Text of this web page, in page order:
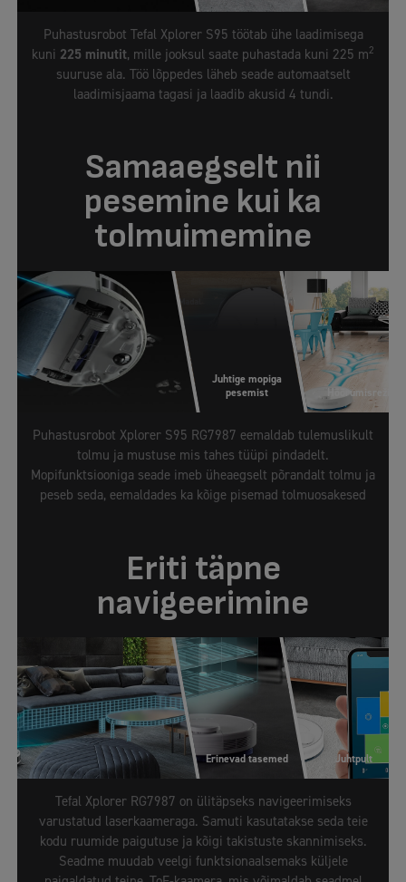
Puhastusrobot Tefal Xplorer S95 töötab ühe laadimisega
kuni 225 minutit, mille jooksul saate puhastada kuni 225 m2
suuruse ala. Töö lõppedes läheb seade automaatselt
laadimisjaama tagasi ja laadib akusid 4 tundi.
Samaaegselt nii
pesemine kui ka
tolmuimemine
Juhtige mopiga
pesemist
Hõõrumisrežiim
Puhastusrobot Xplorer S95 RG7987 eemaldab tulemuslikult
tolmu ja mustuse mis tahes tüüpi pindadelt.
Mopifunktsiooniga seade imeb üheaegselt põrandalt tolmu ja
peseb seda, eemaldades ka kõige pisemad tolmuosakesed
Eriti täpne
navigeerimine
Erinevad tasemed Juhtpult
Tefal Xplorer RG7987 on ülitäpseks navigeerimiseks
varustatud laserkaameraga. Samuti kasutatakse seda teie
kodu ruumide paigutuse ja kõigi takistuste skannimiseks.
Seadme muudab veelgi funktsionaalsemaks küljele